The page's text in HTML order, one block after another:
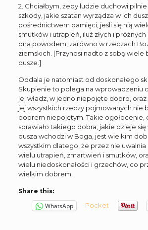
2. Chciałbym, żeby ludzie duchowi
szkody, jakie szatan wyrządza w ich
pośrednictwem pamięci, jeśli się nią
smutków i utrapień, iluż złych i próżnych
ona powodem, zarówno w rzeczach
ziemskich. [Przynosi nadto z sobą wiele
dusze.]
Oddala je natomiast od doskonałego
Skupienie to polega na wprowadzeniu
jej władz, w jedno niepojęte dobro,
jej wszystkich rzeczy pojmowanych nie
dobrem niepojętym. Takie ogołocenie,
sprawiało takiego dobra, jakie dzieje
dusza wchodzi w Boga, jest wielkim
wszystkim dlatego, że przez nie uwalnia
wielu utrapień, zmartwień i smutków,
wielu niedoskonałości i grzechów, co
wielkim dobrem.
Share this:
WhatsApp Pocket